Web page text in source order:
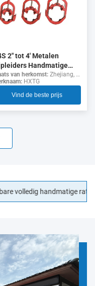
2" tot 4' Metalen
Handmatige
pijpleider 6 mm
van herkomst: Zhejiang, China
HXTG
Vind de beste prijs
handmatige